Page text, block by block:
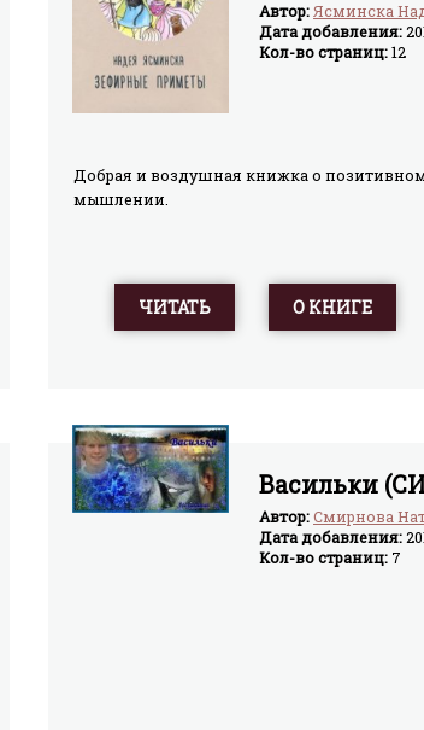
Автор: Ясминска
Дата добавления:
Кол-во страниц:12
Добрая и воздушная книжка о
мышлении.
ЧИТАТЬ О КНИГЕ
Васильки
Автор:Смирнова
Дата добавления:
Кол-во страниц: 7